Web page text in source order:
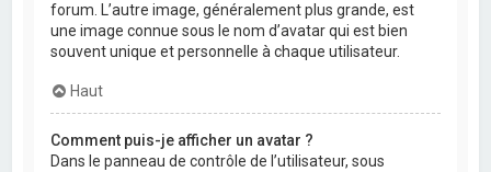
forum. L’autre image, généralement plus grande, est
une image connue sous le nom d’avatar qui est bien
souvent unique et personnelle à chaque utilisateur.
Haut
Comment puis-je afficher un avatar ?
Dans le panneau de contrôle de l’utilisateur, sous